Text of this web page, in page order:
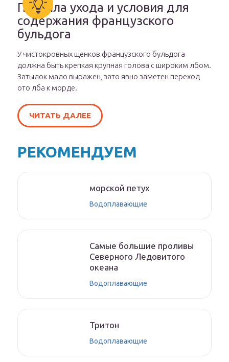
Правила ухода и условия для
содержания французского
бульдога
У чистокровных щенков французского бульдога
должна быть крепкая крупная голова с широким лбом.
Затылок мало выражен, зато явно заметен переход
ото лба к морде.
ЧИТАТЬ ДАЛЕЕ
РЕКОМЕНДУЕМ
морской петух
Водоплавающие
Самые большие проливы
Северного Ледовитого
океана
Водоплавающие
Тритон
Водоплавающие